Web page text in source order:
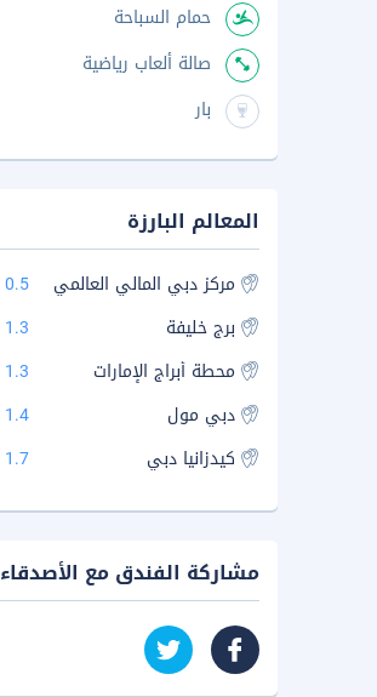
حمام السباحة
صالة ألعاب رياضية
بار
المعالم البارزة
مركز دبي المالي العالمي
0.5 كيلو
برج خليفة
1.3 كيلو
محطة أبراج الإمارات
1.3 كيلو
دبي مول
1.4 كيلو
كيدزانيا دبي
1.7 كيلو
مشاركة الفندق مع الأصدقاء